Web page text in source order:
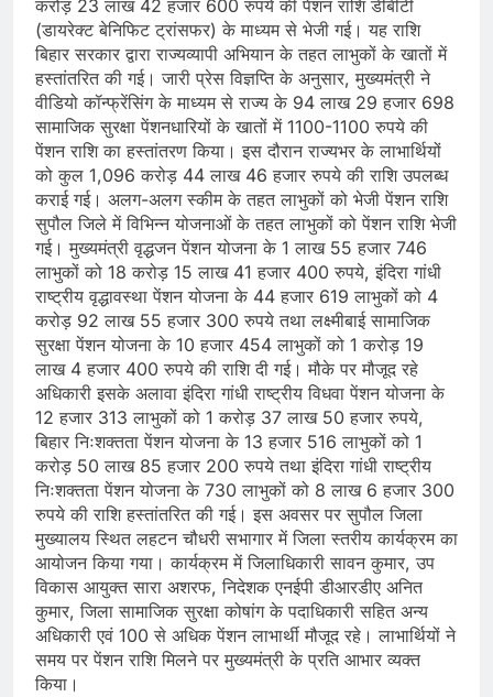
करोड़ 23 लाख 42 हजार 600 रुपये की पेंशन राशि डीबीटी
(डायरेक्ट बेनिफिट ट्रांसफर) के माध्यम से भेजी गई। यह राशि
बिहार सरकार द्वारा राज्यव्यापी अभियान के तहत लाभुकों के खातों में
हस्तांतरित की गई। जारी प्रेस विज्ञप्ति के अनुसार, मुख्यमंत्री ने
वीडियो कॉन्फ्रेंसिंग के माध्यम से राज्य के 94 लाख 29 हजार 698
सामाजिक सुरक्षा पेंशनधारियों के खातों में 1100-1100 रुपये की
पेंशन राशि का हस्तांतरण किया। इस दौरान राज्यभर के लाभार्थियों
को कुल 1,096 करोड़ 44 लाख 46 हजार रुपये की राशि उपलब्ध
कराई गई। अलग-अलग स्कीम के तहत लाभुकों को भेजी पेंशन राशि
सुपौल जिले में विभिन्न योजनाओं के तहत लाभुकों को पेंशन राशि भेजी
गई। मुख्यमंत्री वृद्धजन पेंशन योजना के 1 लाख 55 हजार 746
लाभुकों को 18 करोड़ 15 लाख 41 हजार 400 रुपये, इंदिरा गांधी
राष्ट्रीय वृद्धावस्था पेंशन योजना के 44 हजार 619 लाभुकों को 4
करोड़ 92 लाख 55 हजार 300 रुपये तथा लक्ष्मीबाई सामाजिक
सुरक्षा पेंशन योजना के 10 हजार 454 लाभुकों को 1 करोड़ 19
लाख 4 हजार 400 रुपये की राशि दी गई। मौके पर मौजूद रहे
अधिकारी इसके अलावा इंदिरा गांधी राष्ट्रीय विधवा पेंशन योजना के
12 हजार 313 लाभुकों को 1 करोड़ 37 लाख 50 हजार रुपये,
बिहार निःशक्तता पेंशन योजना के 13 हजार 516 लाभुकों को 1
करोड़ 50 लाख 85 हजार 200 रुपये तथा इंदिरा गांधी राष्ट्रीय
निःशक्तता पेंशन योजना के 730 लाभुकों को 8 लाख 6 हजार 300
रुपये की राशि हस्तांतरित की गई। इस अवसर पर सुपौल जिला
मुख्यालय स्थित लहटन चौधरी सभागार में जिला स्तरीय कार्यक्रम का
आयोजन किया गया। कार्यक्रम में जिलाधिकारी सावन कुमार, उप
विकास आयुक्त सारा अशरफ, निदेशक एनईपी डीआरडीए अनित
कुमार, जिला सामाजिक सुरक्षा कोषांग के पदाधिकारी सहित अन्य
अधिकारी एवं 100 से अधिक पेंशन लाभार्थी मौजूद रहे। लाभार्थियों ने
समय पर पेंशन राशि मिलने पर मुख्यमंत्री के प्रति आभार व्यक्त
किया।